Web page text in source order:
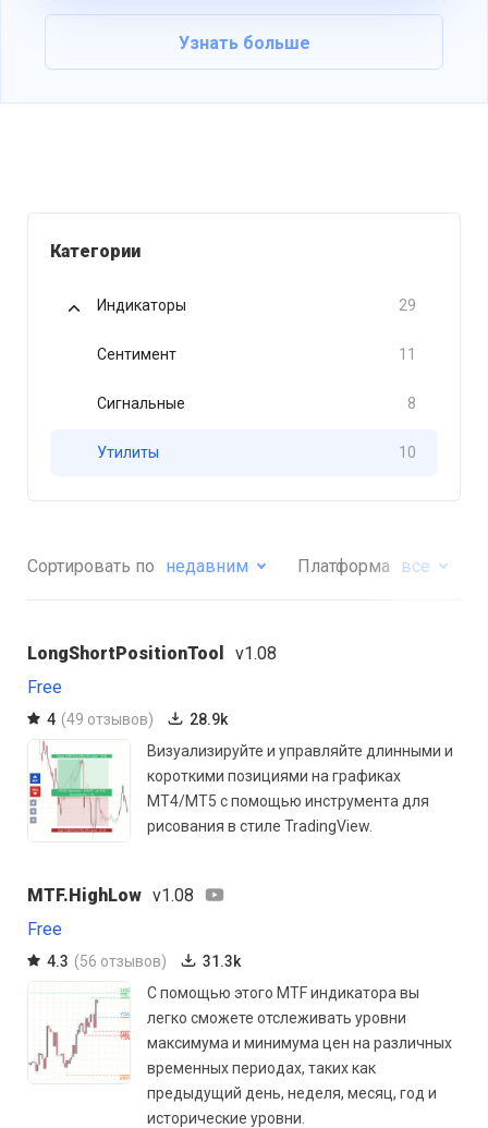
Узнать больше
Категории
Индикаторы 29
Сентимент 11
Сигнальные 8
Утилиты 10
Сортировать по недавним Платформа все
LongShortPositionTool
v1.08
Free
4 (49 отзывов)
28.9k
Визуализируйте и управляйте длинными и
короткими позициями на графиках
MT4/MT5 с помощью инструмента для
рисования в стиле TradingView.
MTF.HighLow v1.08
Free
4.3 (56 отзывов)
31.3k
С помощью этого MTF индикатора вы
легко сможете отслеживать уровни
максимума и минимума цен на различных
временных периодах, таких как
предыдущий день, неделя, месяц, год и
исторические уровни.